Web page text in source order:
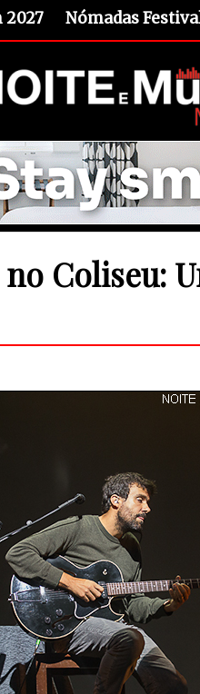
2027 Nómadas
Coliseu: